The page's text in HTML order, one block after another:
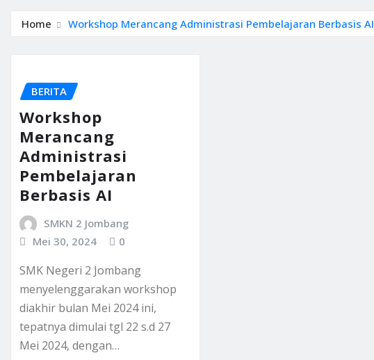
Home Workshop Merancang Administrasi Pembelajaran Berbasis AI
BERITA
Workshop
Merancang
Administrasi
Pembelajaran
Berbasis AI
SMKN 2 Jombang
Mei 30, 2024
0
SMK Negeri 2 Jombang
menyelenggarakan workshop
diakhir bulan Mei 2024 ini,
tepatnya dimulai tgl 22 s.d 27
Mei 2024, dengan…